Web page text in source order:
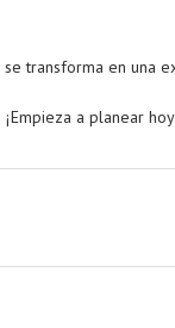
transforma en una
a planear